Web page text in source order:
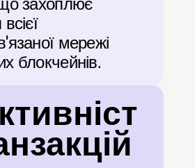
мережі
блокчейнів.